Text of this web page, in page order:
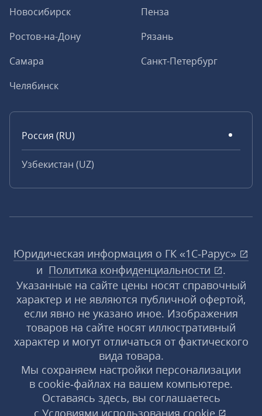
Новосибирск
Пенза
Ростов-на-Дону
Рязань
Самара
Санкт-Петербург
Челябинск
Россия (RU)
Узбекистан (UZ)
Юридическая информация о ГК «1С‑Рарус»
и Политика конфиденциальности
.
Указанные на сайте цены носят справочный
характер и не являются публичной офертой,
если явно не указано иное. Изображения
товаров на сайте носят иллюстративный
характер и могут отличаться от фактического
вида товара.
Мы сохраняем настройки персонализации
в cookie‑файлах на вашем компьютере.
Оставаясь здесь, вы соглашаетесь
с Условиями использования cookie